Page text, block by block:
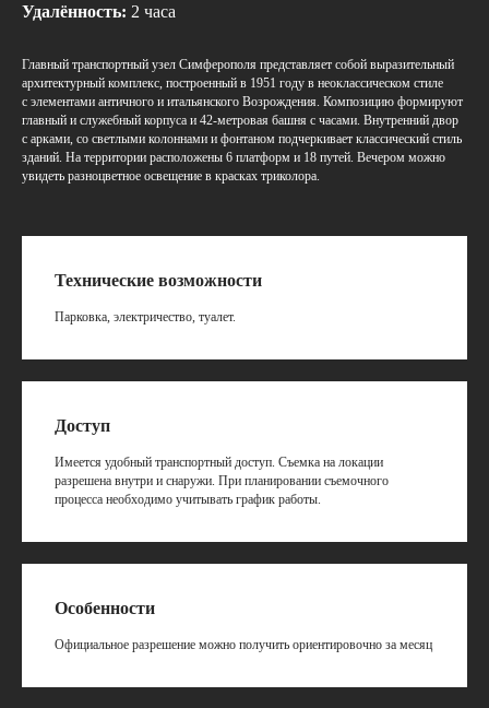
Удалённость: 2 часа
Главный транспортный узел Симферополя представляет собой выразительный
архитектурный комплекс, построенный в 1951 году в неоклассическом стиле
с элементами античного и итальянского Возрождения. Композицию формируют
главный и служебный корпуса и 42‑метровая башня с часами. Внутренний двор
с арками, со светлыми колоннами и фонтаном подчеркивает классический стиль
зданий. На территории расположены 6 платформ и 18 путей. Вечером можно
увидеть разноцветное освещение в красках триколора.
Технические возможности
Парковка, электричество, туалет.
Доступ
Имеется удобный транспортный доступ. Съемка на локации
разрешена внутри и снаружи. При планировании съемочного
процесса необходимо учитывать график работы.
Особенности
Официальное разрешение можно получить ориентировочно за месяц